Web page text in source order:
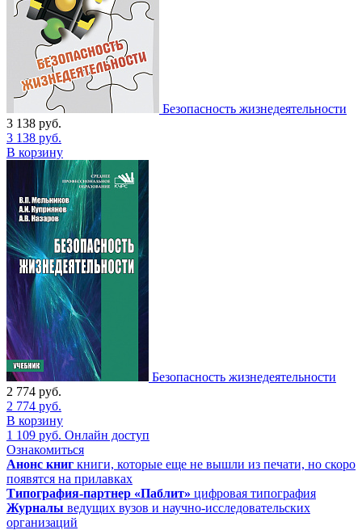
Безопасность жизнедеятельности
3 138 руб.
3 138 руб.
В корзину
Безопасность жизнедеятельности
2 774 руб.
2 774 руб.
В корзину
1 109 руб. Онлайн доступ
Ознакомиться
Анонс книг книги, которые еще не вышли из печати, но скоро
появятся на прилавках
Типография-партнер «Паблит» цифровая типография
Журналы ведущих вузов и научно-исследовательских
организаций